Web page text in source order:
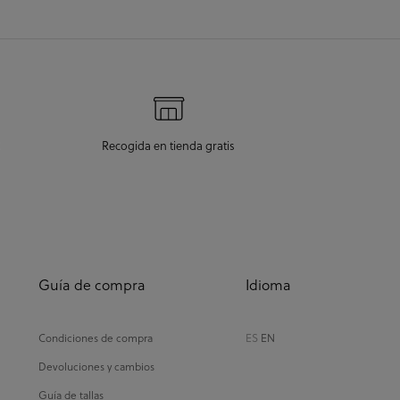
Recogida en tienda gratis
Guía de compra
Condiciones de compra
Devoluciones y cambios
Guía de tallas
Idioma
ES EN